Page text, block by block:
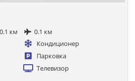
0.1 км
0.1 км
Кондиционер
Парковка
Телевизор